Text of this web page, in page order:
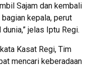
Sajam dan kembali
kepala, perut
jelas Iptu Regi.
Kasat Regi, Tim
mencari keberadaan